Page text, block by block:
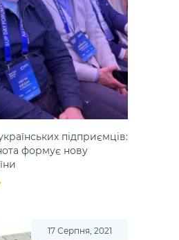
підприємців:
формує нову
17 Серпня, 2021